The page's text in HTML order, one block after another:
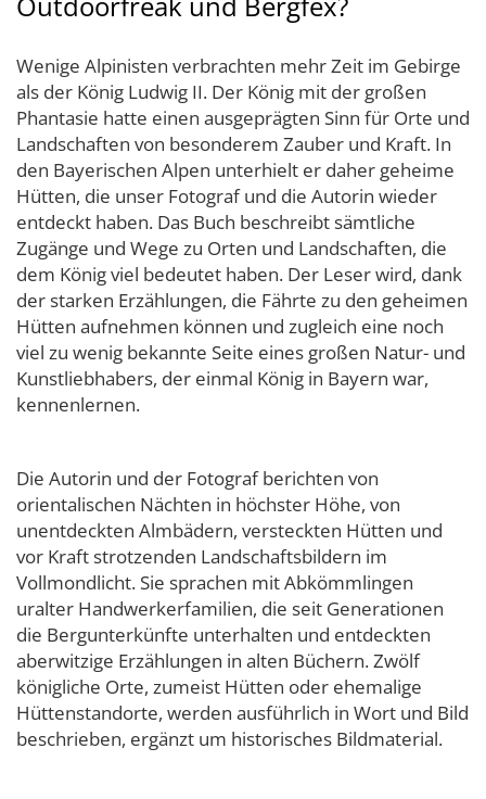
Wenige Alpinisten verbrachten mehr Zeit im Gebirge
als der König Ludwig II. Der König mit der großen
Phantasie hatte einen ausgeprägten Sinn für Orte und
Landschaften von besonderem Zauber und Kraft. In
den Bayerischen Alpen unterhielt er daher geheime
Hütten, die unser Fotograf und die Autorin wieder
entdeckt haben. Das Buch beschreibt sämtliche
Zugänge und Wege zu Orten und Landschaften, die
dem König viel bedeutet haben. Der Leser wird, dank
der starken Erzählungen, die Fährte zu den geheimen
Hütten aufnehmen können und zugleich eine noch
viel zu wenig bekannte Seite eines großen Natur- und
Kunstliebhabers, der einmal König in Bayern war,
kennenlernen.
Die Autorin und der Fotograf berichten von
orientalischen Nächten in höchster Höhe, von
unentdeckten Almbädern, versteckten Hütten und
vor Kraft strotzenden Landschaftsbildern im
Vollmondlicht. Sie sprachen mit Abkömmlingen
uralter Handwerkerfamilien, die seit Generationen
die Bergunterkünfte unterhalten und entdeckten
aberwitzige Erzählungen in alten Büchern. Zwölf
königliche Orte, zumeist Hütten oder ehemalige
Hüttenstandorte, werden ausführlich in Wort und Bild
beschrieben, ergänzt um historisches Bildmaterial.